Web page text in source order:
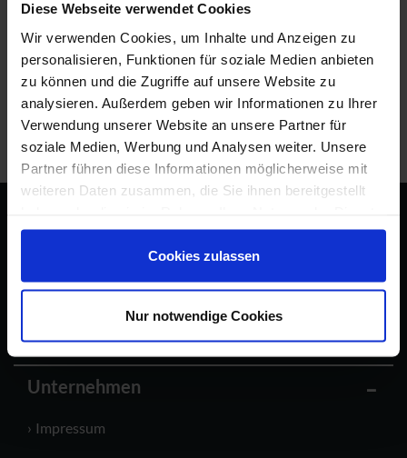
Diese Webseite verwendet Cookies
Wir verwenden Cookies, um Inhalte und Anzeigen zu
personalisieren, Funktionen für soziale Medien anbieten
zu können und die Zugriffe auf unsere Website zu
analysieren. Außerdem geben wir Informationen zu Ihrer
Verwendung unserer Website an unsere Partner für
soziale Medien, Werbung und Analysen weiter. Unsere
Partner führen diese Informationen möglicherweise mit
weiteren Daten zusammen, die Sie ihnen bereitgestellt
gesammelt haben.
Cookies zulassen
Nur notwendige Cookies
Bowling und Kegeln
Hallensport
Kontakt und Anfahrt
Erlebnisbereiche
Service
Unternehmen
Impressum